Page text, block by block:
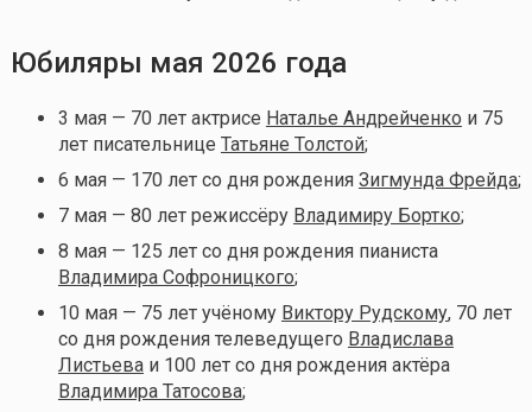
Юбиляры мая 2026 года
3 мая — 70 лет актрисе Наталье Андрейченко и 75
лет писательнице Татьяне Толстой;
6 мая — 170 лет со дня рождения Зигмунда Фрейда;
7 мая — 80 лет режиссёру Владимиру Бортко;
8 мая — 125 лет со дня рождения пианиста
Владимира Софроницкого;
10 мая — 75 лет учёному Виктору Рудскому, 70 лет
со дня рождения телеведущего Владислава
Листьеваи 100 лет со дня рождения актёра
Владимира Татосова;